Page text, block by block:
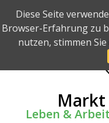
Diese Seite
Browser-Erfahrung zu
nutzen, stimmen
Leben &